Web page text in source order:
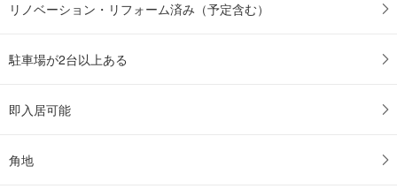
リノベーション・リフォーム済み（予定含む）
駐車場が2台以上ある
即入居可能
角地